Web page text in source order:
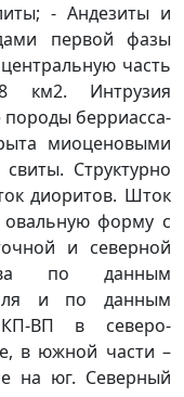
- Андезиты и
первой фазы
часть
км2. Интрузия
берриасса-
миоценовыми
Структурно
диоритов. Шток
форму с
и северной
по данным
и по данным
ВП в северо-
в южной части –
на юг. Северный